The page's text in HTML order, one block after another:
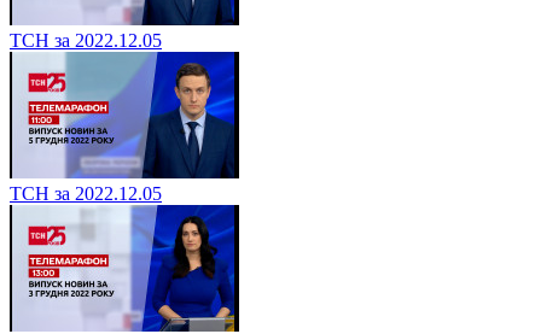
ТСН за 2022.12.05
ТСН за 2022.12.05